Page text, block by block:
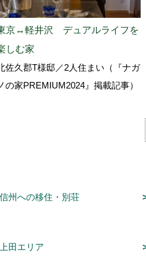
京↔軽井沢 デュアルライフを
しむ家
佐久郡T様邸／2人住まい（『ナガ
の家PREMIUM2024』掲載記事）
信州への移住・別荘
上田エリア